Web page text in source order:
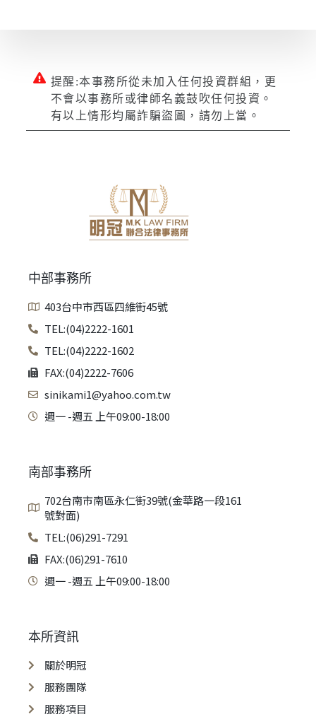
提醒:本事務所從未加入任何投資群組，更
不會以事務所或律師名義鼓吹任何投資。
有以上情形均屬詐騙盜圖，請勿上當。
中部事務所
403台中市西區四維街45號
TEL:(04)2222-1601
TEL:(04)2222-1602
FAX:(04)2222-7606
sinikami1@yahoo.com.tw
週一 -週五 上午09:00-18:00
南部事務所
702台南市南區永仁街39號(金華路一段161
號對面)
TEL:(06)291-7291
FAX:(06)291-7610
週一 -週五 上午09:00-18:00
本所資訊
關於明冠
服務團隊
服務項目